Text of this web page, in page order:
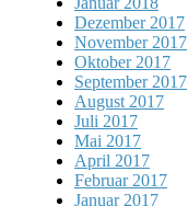
Dezember 2017
November 2017
Oktober 2017
September 2017
August 2017
Juli 2017
Mai 2017
April 2017
Februar 2017
Januar 2017